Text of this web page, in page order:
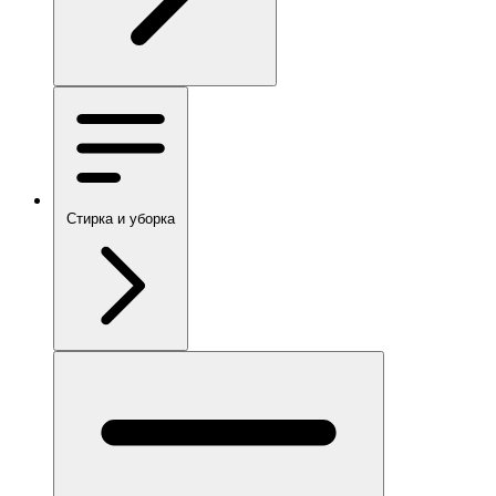
Стирка и уборка